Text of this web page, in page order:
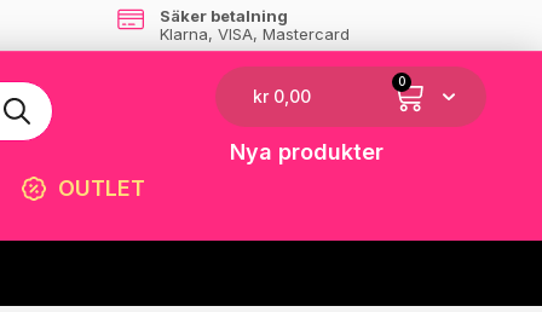
Säker betalning
Klarna, VISA, Mastercard
OUTLET
kr0,00
0
Nya produkter